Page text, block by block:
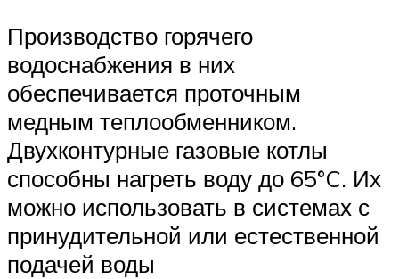
Производство горячего
водоснабжения в них
обеспечивается проточным
медным теплообменником.
Двухконтурные газовые котлы
способны нагреть воду до 65°C. Их
можно использовать в системах с
принудительной или естественной
подачей воды